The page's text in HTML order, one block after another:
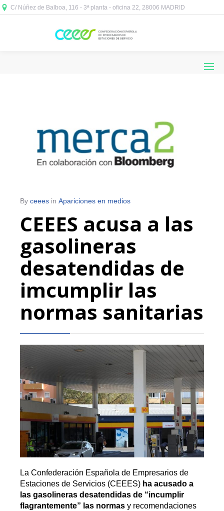
C/ Núñez de Balboa, 116 - 3ª planta - oficina 22, 28006 MADRID
By ceees in Apariciones en medios
CEEES acusa a las
gasolineras
desatendidas de
imcumplir las
normas sanitarias
La Confederación Española de Empresarios de
Estaciones de Servicios (CEEES) ha acusado a
las gasolineras desatendidas de “incumplir
flagrantemente” las normas y recomendaciones